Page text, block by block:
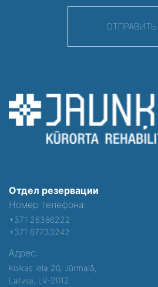
ОТПРАВИТЬ
Отдел резервации
Номер телефона:
+371 26386222
+371 67733242
Адрес:
Kolkas iela 20, Jūrmalā,
Latvija, LV-2012